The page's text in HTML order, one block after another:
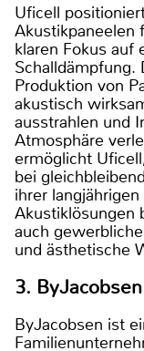
Uficell
Akustikpaneelen
klaren Fokus auf
Schalldämpfung.
Produktion von
akustisch
ausstrahlen und
Atmosphäre
ermöglicht
bei
ihrer
Akustiklösungen
auch
und ästhetische
3. ByJacobsen
ByJacobsen ist